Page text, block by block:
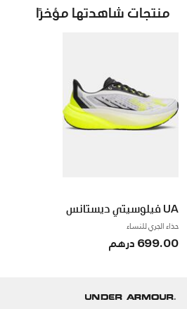
منتجات شاهدتها مؤخرًا
UA فيلوسيتي ديستانس
حذاء الجري للنساء
699.00 درهم